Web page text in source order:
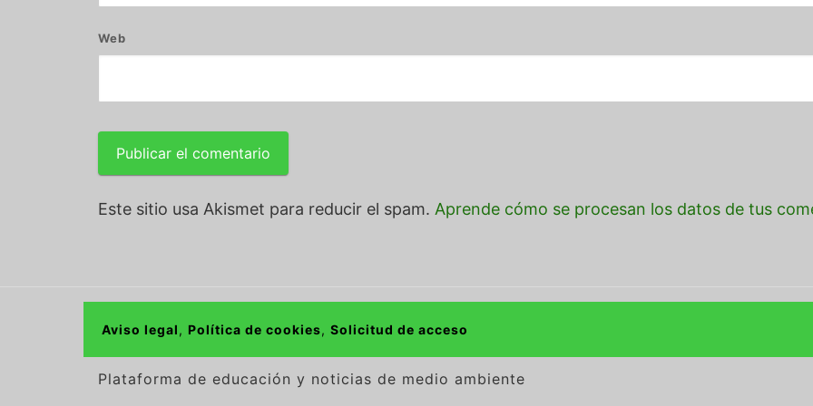
Web
Este sitio usa Akismet para reducir el spam. Aprende cómo se procesan los datos de tus
Aviso legal, Política de cookies, Solicitud de acceso
Plataforma de educación y noticias de medio ambiente